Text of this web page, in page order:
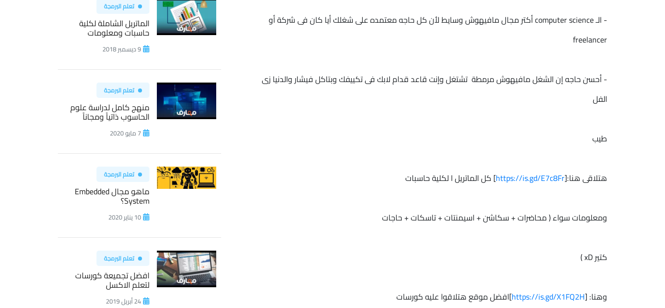
- الـ computer science أكتر مجال مافيهوش وسايط لأن كل حاجه معتمده على شغلك أيا كان فى شركة أو
freelancer
- أحسن حاجه إن الشغل مافيهوش مرمطة تشتغل وإنت قاعد قدام لابك فى تكييفك وبتاكل فيشار والدنيا زى
الفل
طيب
هتلاقى هنا:[https://is.gd/E7c8Fr] كل الماتريل ا لكلية حاسبات
ومعلومات سواء ( محاضرات + سكاشن + اسيمنتات + تاسكات + حاجات
كتير xD )
وهنا: [https://is.gd/X1FQ2H]افضل موقع هتلاقوا عليه كورسات
تعلم البرمجة
الماتريل الشاملة لكلية
حاسبات ومعلومات
9 ديسمبر 2018
تعلم البرمجة
منهج كامل لدراسة علوم
الحاسوب ذاتياً ومجاناً
7 مايو 2020
تعلم البرمجة
ماهو مجال Embedded
System؟
10 يناير 2020
تعلم البرمجة
افضل تجميعة كورسات
لتعلم الاكسل
24 أبريل 2019